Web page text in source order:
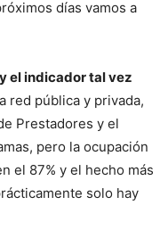
días vamos a
el indicador tal vez
red pública y privada,
Prestadores y el
pero la ocupación
el 87% y el hecho más
solo hay